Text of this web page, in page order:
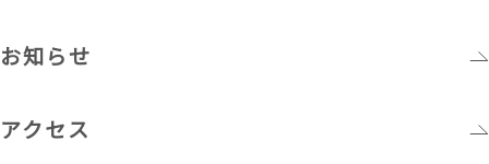
お知らせ
アクセス